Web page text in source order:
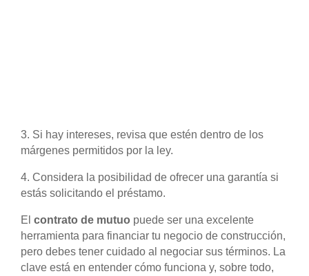
3. Si hay intereses, revisa que estén dentro de los
márgenes permitidos por la ley.
4. Considera la posibilidad de ofrecer una garantía si
estás solicitando el préstamo.
El contrato de mutuo puede ser una excelente
herramienta para financiar tu negocio de construcción,
pero debes tener cuidado al negociar sus términos. La
clave está en entender cómo funciona y, sobre todo,